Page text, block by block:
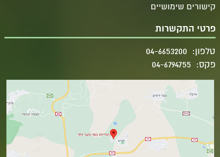
קישורים שימושיים
פרטי התקשרות
טלפון: 04-6653200
פקס: 04-6794755